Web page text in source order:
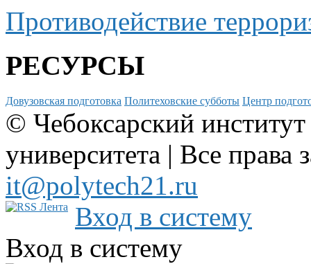
Противодействие
РЕСУРСЫ
Довузовская подготовка Политеховские субботы Центр
© Чебоксарский
университета | Все
it@polytech21.ru
Вход в систему
Вход в систему